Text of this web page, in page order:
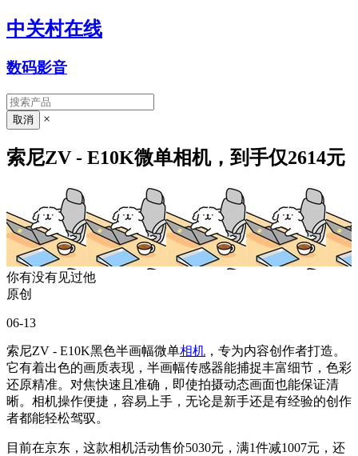
中关村在线
数码影音
×
索尼ZV - E10K微单相机，到手仅2614元
你有没有见过他
原创
06-13
索尼ZV - E10K黑色半画幅微单相机 ，专为内容创作者打造。
它有着出色的画质表现，半画幅传感器能捕捉丰富细节，色彩
还原精准。对焦快速且准确，即使拍摄动态画面也能保证清
晰。相机操作便捷，容易上手，无论是新手还是有经验的创作
者都能轻松驾驭。
目前在京东，这款相机活动售价5030元，满1件减1007元，还